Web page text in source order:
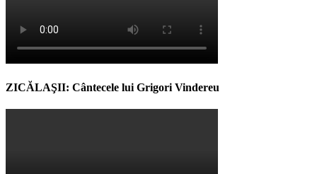
ZICĂLAŞII: Cântecele lui Grigori Vindereu